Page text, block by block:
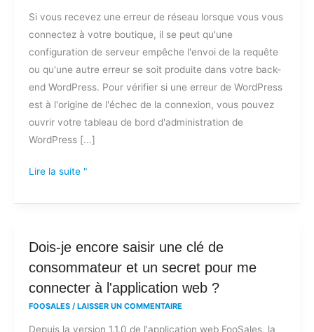
Si vous recevez une erreur de réseau lorsque vous vous
connectez à votre boutique, il se peut qu'une
configuration de serveur empêche l'envoi de la requête
ou qu'une autre erreur se soit produite dans votre back-
end WordPress. Pour vérifier si une erreur de WordPress
est à l'origine de l'échec de la connexion, vous pouvez
ouvrir votre tableau de bord d'administration de
WordPress [...]
reçois
une
erreur
de
réseau
lorsque
j'essaie
de
connecter
?
Lire la suite "
Dois-je encore saisir une clé de
consommateur et un secret pour me
connecter à l'application web ?
FOOSALES / LAISSER UN COMMENTAIRE
Depuis la version 1.1.0 de l'application web FooSales, la
Dois-
je